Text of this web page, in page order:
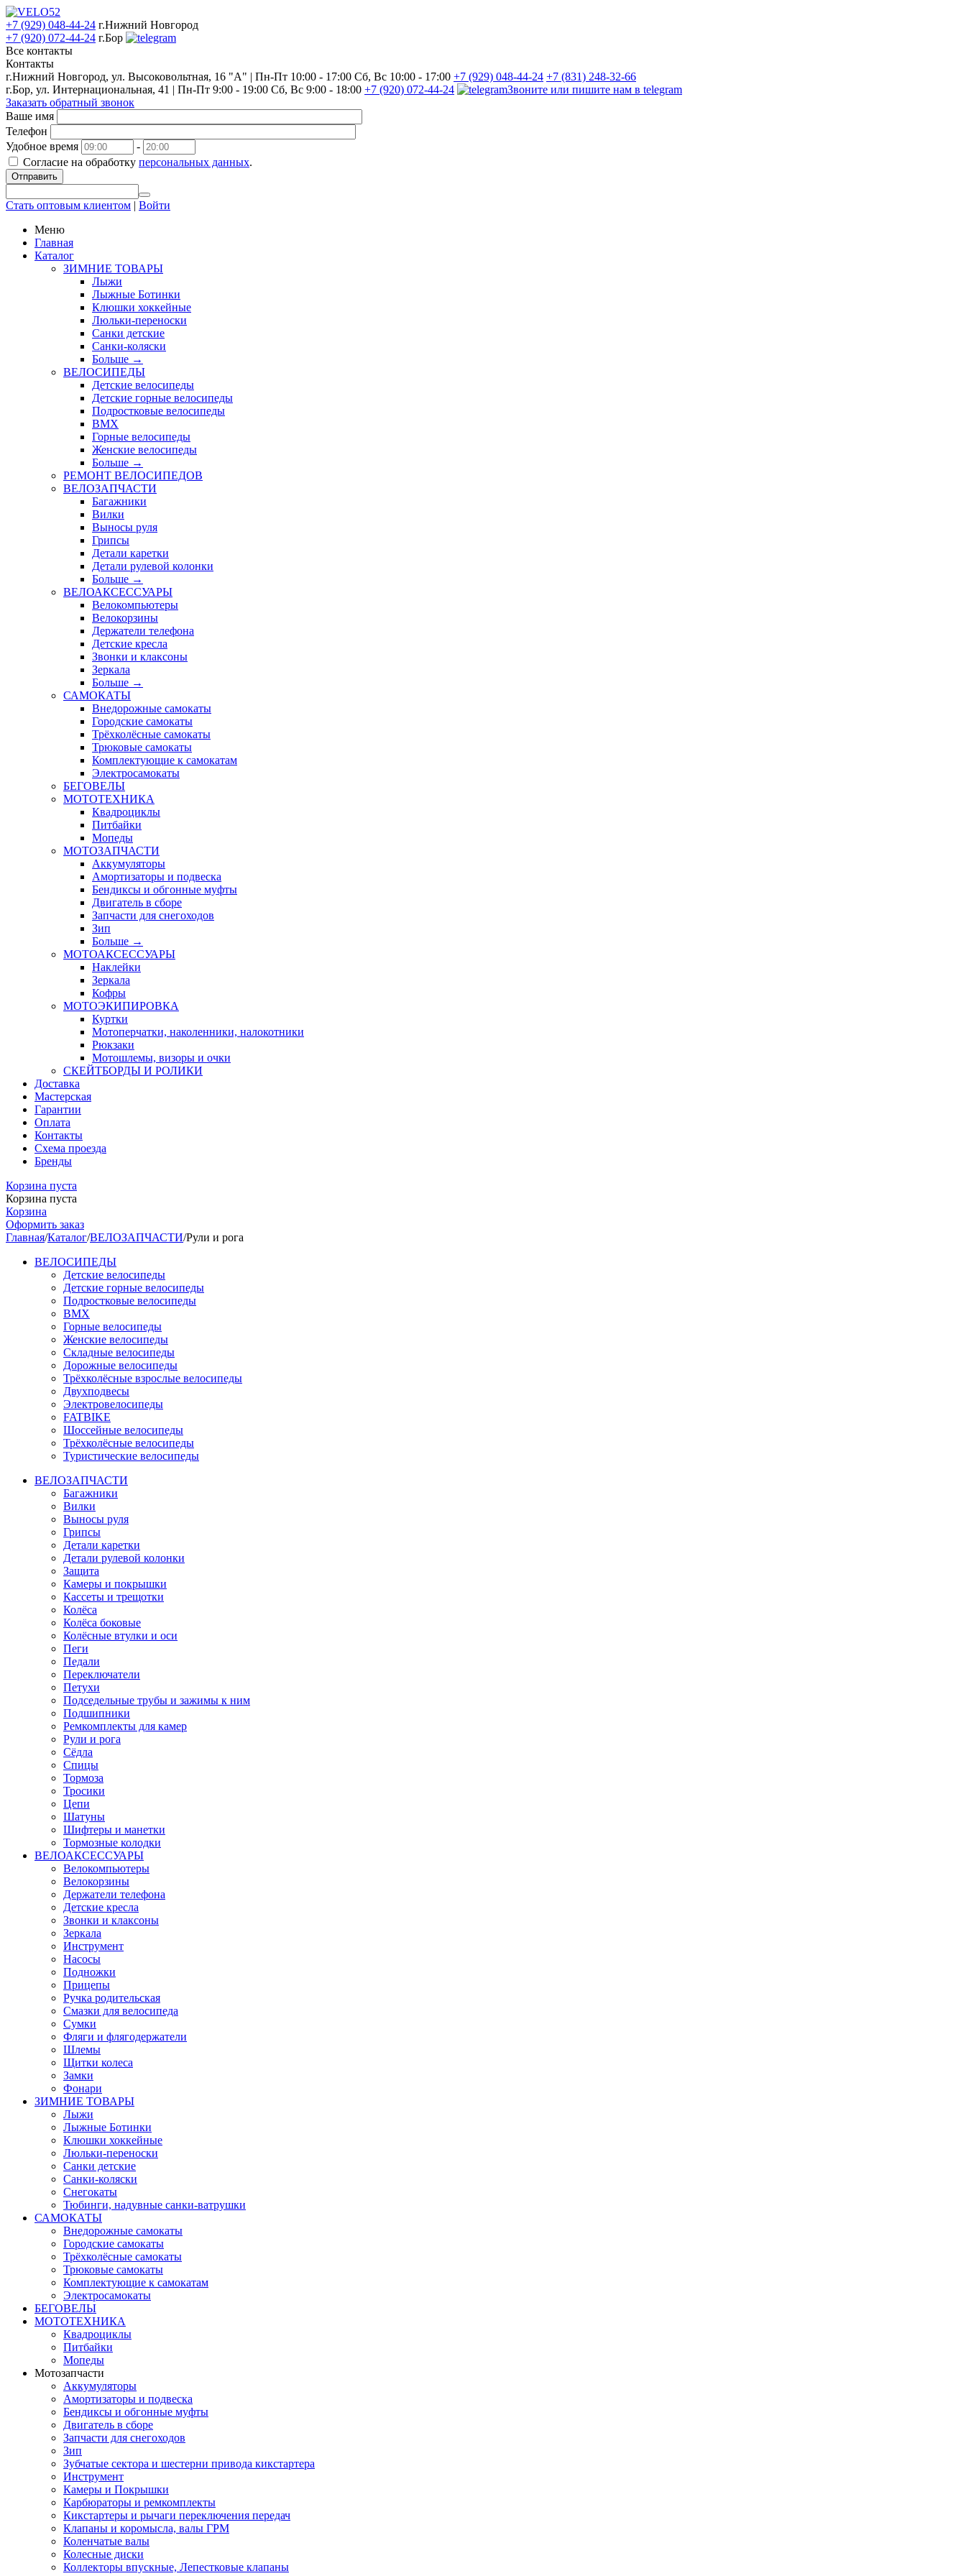
+7 (929) 048-44-24 г.Нижний Новгород
+7 (920) 072-44-24 г.Бор
Все контакты
Контакты
г.Нижний Новгород, ул. Высоковольтная, 16 "А" | Пн-Пт 10:00 - 17:00 Сб, Вс 10:00 - 17:00 +7 (929) 048-44-24 +7 (831) 248-32-66
г.Бор, ул. Интернациональная, 41 | Пн-Пт 9:00 - 19:00 Сб, Вс 9:00 - 18:00 +7 (920) 072-44-24
Звоните или пишите нам в telegram
Заказать обратный звонок
Ваше имя
Телефон
Удобное время
-
Согласие на обработку персональных данных.
Отправить
Стать оптовым клиентом | Войти
Меню
Главная
Каталог
ЗИМНИЕ ТОВАРЫ
Лыжи
Лыжные Ботинки
Клюшки хоккейные
Люльки-переноски
Санки детские
Санки-коляски
Больше →
ВЕЛОСИПЕДЫ
Детские велосипеды
Детские горные велосипеды
Подростковые велосипеды
BMX
Горные велосипеды
Женские велосипеды
Больше →
РЕМОНТ ВЕЛОСИПЕДОВ
ВЕЛОЗАПЧАСТИ
Багажники
Вилки
Выносы руля
Грипсы
Детали каретки
Детали рулевой колонки
Больше →
ВЕЛОАКСЕССУАРЫ
Велокомпьютеры
Велокорзины
Держатели телефона
Детские кресла
Звонки и клаксоны
Зеркала
Больше →
САМОКАТЫ
Внедорожные самокаты
Городские самокаты
Трёхколёсные самокаты
Трюковые самокаты
Комплектующие к самокатам
Электросамокаты
БЕГОВЕЛЫ
МОТОТЕХНИКА
Квадроциклы
Питбайки
Мопеды
МОТОЗАПЧАСТИ
Аккумуляторы
Амортизаторы и подвеска
Бендиксы и обгонные муфты
Двигатель в сборе
Запчасти для снегоходов
Зип
Больше →
МОТОАКСЕССУАРЫ
Наклейки
Зеркала
Кофры
МОТОЭКИПИРОВКА
Куртки
Мотоперчатки, наколенники, налокотники
Рюкзаки
Мотошлемы, визоры и очки
СКЕЙТБОРДЫ И РОЛИКИ
Доставка
Мастерская
Гарантии
Оплата
Контакты
Схема проезда
Бренды
Корзина пуста
Корзина пуста
Корзина
Оформить заказ
Главная/Каталог/ВЕЛОЗАПЧАСТИ/Рули и рога
ВЕЛОСИПЕДЫ
Детские велосипеды
Детские горные велосипеды
Подростковые велосипеды
BMX
Горные велосипеды
Женские велосипеды
Складные велосипеды
Дорожные велосипеды
Трёхколёсные взрослые велосипеды
Двухподвесы
Электровелосипеды
FATBIKE
Шоссейные велосипеды
Трёхколёсные велосипеды
Туристические велосипеды
ВЕЛОЗАПЧАСТИ
Багажники
Вилки
Выносы руля
Грипсы
Детали каретки
Детали рулевой колонки
Защита
Камеры и покрышки
Кассеты и трещотки
Колёса
Колёса боковые
Колёсные втулки и оси
Пеги
Педали
Переключатели
Петухи
Подседельные трубы и зажимы к ним
Подшипники
Ремкомплекты для камер
Рули и рога
Сёдла
Спицы
Тормоза
Тросики
Цепи
Шатуны
Шифтеры и манетки
Тормозные колодки
ВЕЛОАКСЕССУАРЫ
Велокомпьютеры
Велокорзины
Держатели телефона
Детские кресла
Звонки и клаксоны
Зеркала
Инструмент
Насосы
Подножки
Прицепы
Ручка родительская
Смазки для велосипеда
Сумки
Фляги и флягодержатели
Шлемы
Щитки колеса
Замки
Фонари
ЗИМНИЕ ТОВАРЫ
Лыжи
Лыжные Ботинки
Клюшки хоккейные
Люльки-переноски
Санки детские
Санки-коляски
Снегокаты
Тюбинги, надувные санки-ватрушки
САМОКАТЫ
Внедорожные самокаты
Городские самокаты
Трёхколёсные самокаты
Трюковые самокаты
Комплектующие к самокатам
Электросамокаты
БЕГОВЕЛЫ
МОТОТЕХНИКА
Квадроциклы
Питбайки
Мопеды
Мотозапчасти
Аккумуляторы
Амортизаторы и подвеска
Бендиксы и обгонные муфты
Двигатель в сборе
Запчасти для снегоходов
Зип
Зубчатые сектора и шестерни привода кикстартера
Инструмент
Камеры и Покрышки
Карбюраторы и ремкомплекты
Кикстартеры и рычаги переключения передач
Клапаны и коромысла, валы ГРМ
Коленчатые валы
Колесные диски
Коллекторы впускные, Лепестковые клапаны